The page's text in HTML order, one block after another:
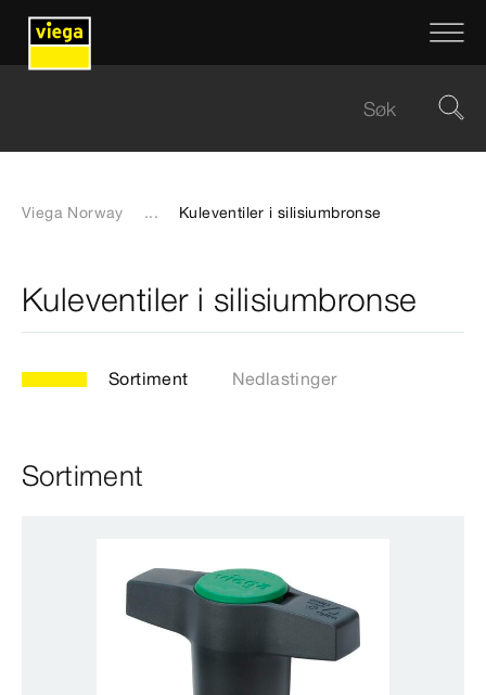
Viega Norway ... Kuleventiler i silisiumbronse
Kuleventiler i silisiumbronse
Sortiment Nedlastinger
Sortiment